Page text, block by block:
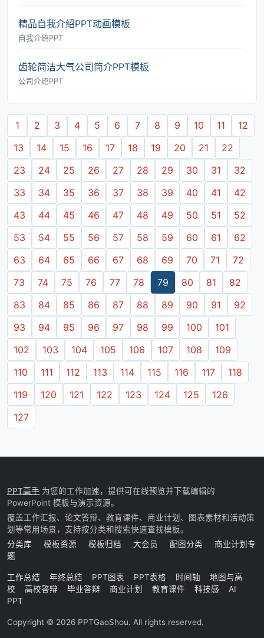
精品自我介绍PPT动画模板
自我介绍PPT
齿轮简洁大气公司简介PPT模板
公司介绍PPT
1 2 3 4 5 6 7 8 9 10 11
12
13
14 15 16 17 18 19 20 21
22
23
24 25 26 27 28 29 30 31
32
33
34 35 36 37 38 39 40 41
42
43
44 45 46 47 48 49 50 51
52
53
54 55 56 57 58 59 60 61
62
63
64 65 66 67 68 69 70 71
72
73
74 75 76 77 78 79 80 81
82
83
84 85 86 87 88 89 90 91
92
93
94 95 96 97 98 99 100
101
102
103 104 105 106 107 108
109
110
111 112 113 114 115 116 117
118
119
120 121 122 123 124 125
126
127
PPT高手 为您的工作加速，提供可在线预览并下载编辑的
PowerPoint 模板与演示资源。
覆盖工作汇报、论文答辩、教育课件、商业计划、图表素材和活动策
划等常用场景，支持按分类和搜索快速查找模板。
分类库
模板资源 模板归档 大会员 配图分类
商业计划专
题
工作总结 年终总结 PPT图表 PPT表格 时间轴
地图与高
校
高校答辩 毕业答辩 商业计划 教育课件 科技感
AI
PPT
Copyright © 2026 PPTGaoShou. All rights reserved.